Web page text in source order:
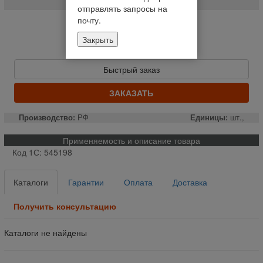
Нет в наличии
Уведомить о наличии
Быстрый заказ
ЗАКАЗАТЬ
Производство: РФ Единицы: шт.,
Применяемость и описание товара
Код 1С: 545198
Каталоги Гарантии Оплата Доставка
Получить консультацию
Каталоги не найдены
отправлять запросы на
почту.
Закрыть